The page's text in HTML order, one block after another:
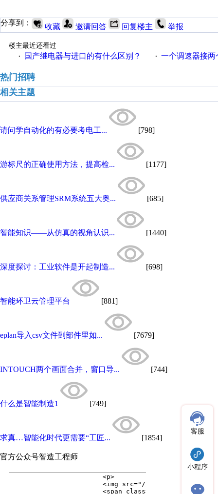
分享到： 收藏 邀请回答 回复楼主 举报
楼主最近还看过
·
国产继电器与进口的有什么区别？ · 一个调速器接两个吊扇
热门招聘
相关主题
请问学自动化的有必要考电工... [798]
游标尺的正确使用方法，提高检... [1177]
供应商关系管理SRM系统五大奥... [685]
智能知识——从仿真的视角认识... [1440]
深度探讨：工业软件是开起制造... [698]
智能环卫云管理平台 [881]
eplan导入csv文件到部件里如... [7679]
INTOUCH两个画面合并，窗口导... [744]
什么是智能制造1 [749]
求真…智能化时代更需要“工匠... [1854]
官方公众号智造工程师
客服
小程序